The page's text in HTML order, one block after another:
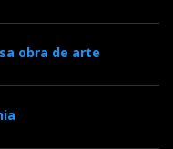
sua medida...
obra de arte